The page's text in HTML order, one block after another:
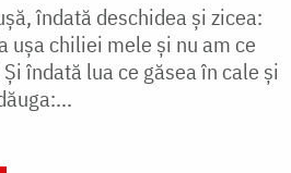
îndată deschidea și zicea:
ușa chiliei mele și nu am ce
îndată lua ce găsea în cale și